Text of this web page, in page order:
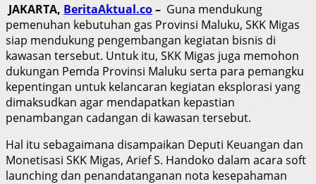
JAKARTA, BeritaAktual.co– Guna mendukung
pemenuhan kebutuhan gas Provinsi Maluku, SKK Migas
siap mendukung pengembangan kegiatan bisnis di
kawasan tersebut. Untuk itu, SKK Migas juga memohon
dukungan Pemda Provinsi Maluku serta para pemangku
kepentingan untuk kelancaran kegiatan eksplorasi yang
dimaksudkan agar mendapatkan kepastian
penambangan cadangan di kawasan tersebut.
Hal itu sebagaimana disampaikan Deputi Keuangan dan
Monetisasi SKK Migas, Arief S. Handoko dalam acara soft
launching dan penandatanganan nota kesepahaman